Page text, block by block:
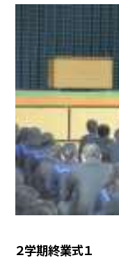
２学期終業式１